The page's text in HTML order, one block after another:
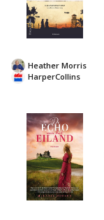
HarperCollins
Heather Morris